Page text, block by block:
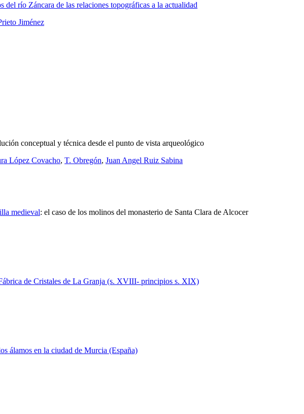
río Záncara de las relaciones topográficas a la actualidad
Jiménez
conceptual y técnica desde el punto de vista arqueológico
López Covacho, T. Obregón, Juan Angel Ruiz Sabina
medieval: el caso de los molinos del monasterio de Santa Clara de Alcocer
de Cristales de La Granja (s. XVIII- principios s. XIX)
álamos en la ciudad de Murcia (España)